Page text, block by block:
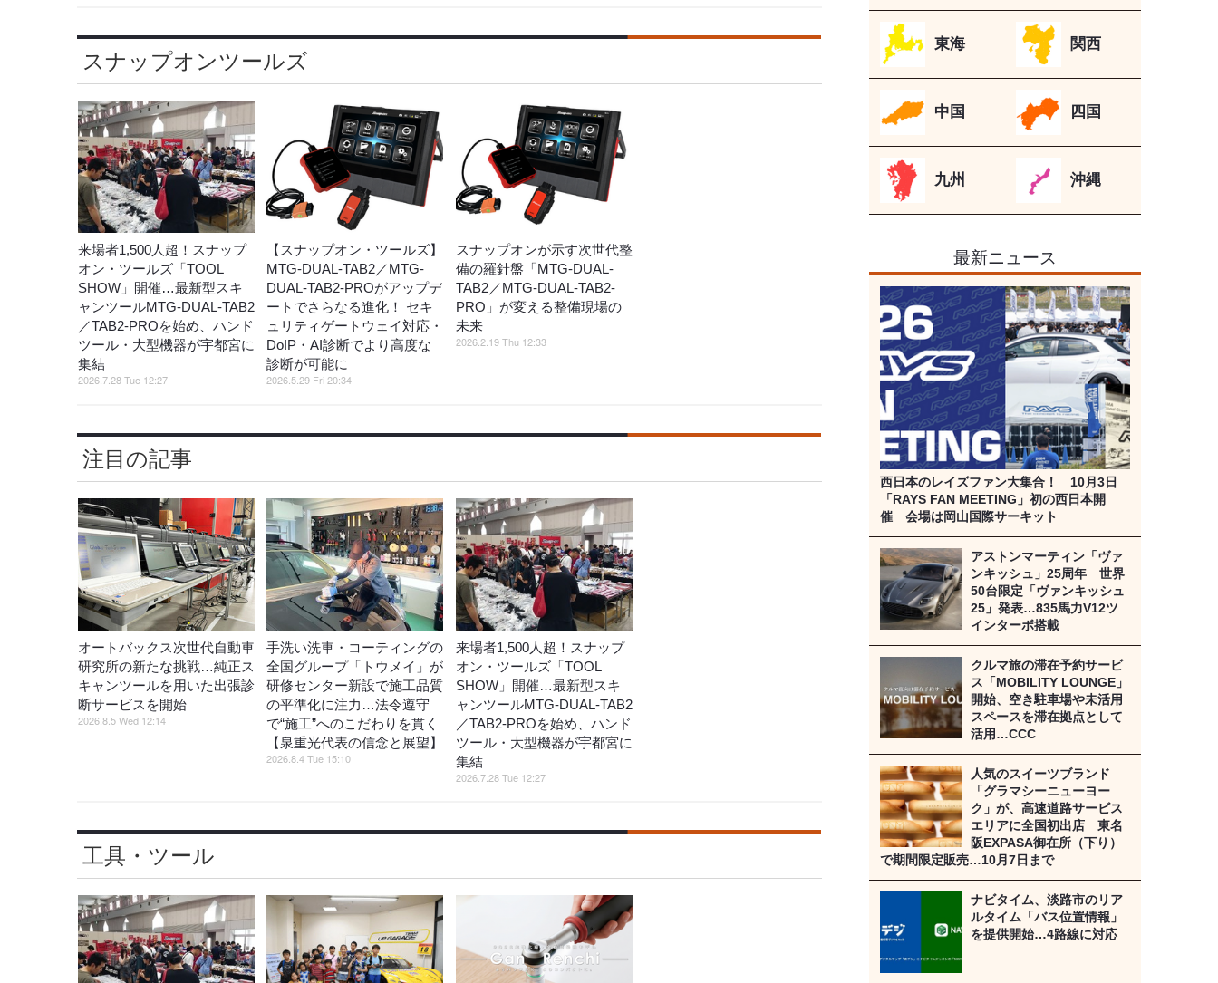
スナップオンツールズ
来場者1,500人超！スナップ
オン・ツールズ「TOOL
SHOW」開催…最新型スキ
ャンツールMTG-DUAL-TAB2
／TAB2-PROを始め、ハンド
ツール・大型機器が宇都宮に
集結
2026.7.28 Tue 12:27
【スナップオン・ツールズ】
MTG-DUAL-TAB2／MTG-
DUAL-TAB2-PROがアップデ
ートでさらなる進化！ セキ
ュリティゲートウェイ対応・
DoIP・AI診断でより高度な
診断が可能に
2026.5.29 Fri 20:34
スナップオンが示す次世代整
備の羅針盤「MTG-DUAL-
TAB2／MTG-DUAL-TAB2-
PRO」が変える整備現場の
未来
2026.2.19 Thu 12:33
注目の記事
オートバックス次世代自動車
研究所の新たな挑戦…純正ス
キャンツールを用いた出張診
断サービスを開始
2026.8.5 Wed 12:14
手洗い洗車・コーティングの
全国グループ「トウメイ」が
研修センター新設で施工品質
の平準化に注力…法令遵守
で“施工”へのこだわりを貫く
【泉重光代表の信念と展望】
2026.8.4 Tue 15:10
来場者1,500人超！スナップ
オン・ツールズ「TOOL
SHOW」開催…最新型スキ
ャンツールMTG-DUAL-TAB2
／TAB2-PROを始め、ハンド
ツール・大型機器が宇都宮に
集結
2026.7.28 Tue 12:27
工具・ツール
東海 関西
中国 四国
九州 沖縄
最新ニュース
西日本のレイズファン大集合！ 10月3日
「RAYS FAN MEETING」初の西日本開
催 会場は岡山国際サーキット
アストンマーティン「ヴァ
ンキッシュ」25周年 世界
50台限定「ヴァンキッシュ
25」発表…835馬力V12ツ
インターボ搭載
クルマ旅の滞在予約サービ
ス「MOBILITY LOUNGE」
開始、空き駐車場や未活用
スペースを滞在拠点として
活用…CCC
人気のスイーツブランド
「グラマシーニューヨー
ク」が、高速道路サービス
エリアに全国初出店 東名
阪EXPASA御在所（下り）
で期間限定販売…10月7日まで
ナビタイム、淡路市のリア
ルタイム「バス位置情報」
を提供開始…4路線に対応